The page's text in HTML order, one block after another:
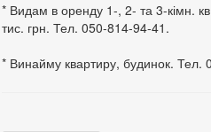
* Видам в оренду 1-, 2- та 3-кімн.
тис. грн. Тел. 050-814-94-41.
* Винайму квартиру, будинок. Тел.